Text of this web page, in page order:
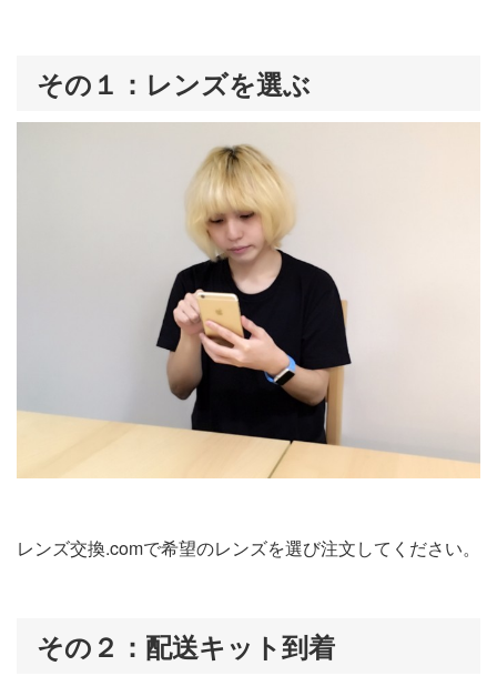
その１：レンズを選ぶ
レンズ交換.comで希望のレンズを選び注文してください。
その２：配送キット到着